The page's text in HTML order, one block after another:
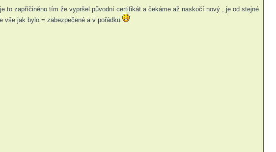
to zapříčiněno tím že vypršel původní certifikát a čekáme až naskočí nový , je od stejné
vše jak bylo = zabezpečené a v pořádku